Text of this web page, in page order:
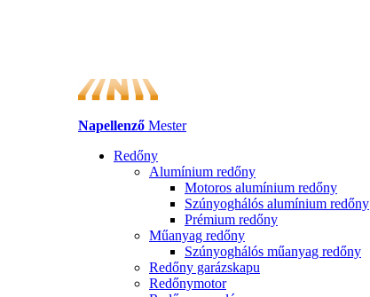
Napellenző Mester
Redőny
Alumínium redőny
Motoros alumínium redőny
Szúnyoghálós alumínium redőny
Prémium redőny
Műanyag redőny
Szúnyoghálós műanyag redőny
Redőny garázskapu
Redőnymotor